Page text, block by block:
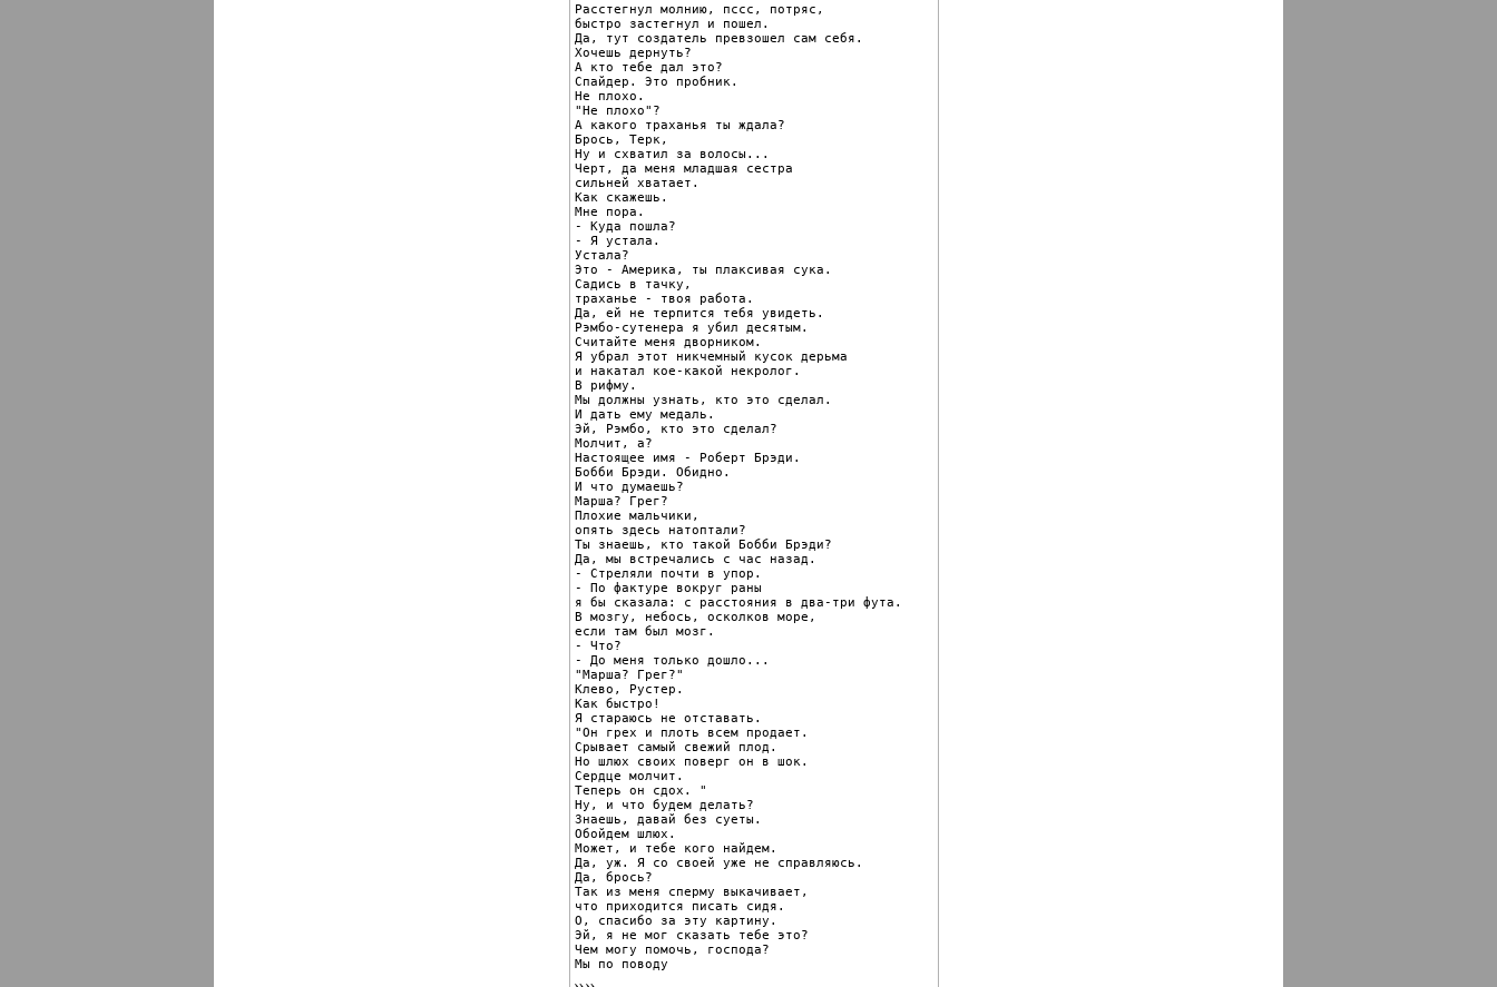
Расстегнул молнию, пссс, потряс,
быстро застегнул и пошел.
Да, тут создатель превзошел сам себя.
Хочешь дернуть?
А кто тебе дал это?
Спайдер. Это пробник.
Не плохо.
"Не плохо"?
А какого траханья ты ждала?
Брось, Терк,
Ну и схватил за волосы...
Черт, да меня младшая сестра
сильней хватает.
Как скажешь.
Мне пора.
- Куда пошла?
- Я устала.
Устала?
Это - Америка, ты плаксивая сука.
Садись в тачку,
траханье - твоя работа.
Да, ей не терпится тебя увидеть.
Рэмбо-сутенера я убил десятым.
Считайте меня дворником.
Я убрал этот никчемный кусок дерьма
и накатал кое-какой некролог.
В рифму.
Мы должны узнать, кто это сделал.
И дать ему медаль.
Эй, Рэмбо, кто это сделал?
Молчит, а?
Настоящее имя - Роберт Брэди.
Бобби Брэди. Обидно.
И что думаешь?
Марша? Грег?
Плохие мальчики,
опять здесь натоптали?
Ты знаешь, кто такой Бобби Брэди?
Да, мы встречались с час назад.
- Стреляли почти в упор.
- По фактуре вокруг раны
я бы сказала: с расстояния в два-три фута.
В мозгу, небось, осколков море,
если там был мозг.
- Что?
- До меня только дошло...
"Марша? Грег?"
Клево, Рустер.
Как быстро!
Я стараюсь не отставать.
"Он грех и плоть всем продает.
Срывает самый свежий плод.
Но шлюх своих поверг он в шок.
Сердце молчит.
Теперь он сдох. "
Ну, и что будем делать?
Знаешь, давай без суеты.
Обойдем шлюх.
Может, и тебе кого найдем.
Да, уж. Я со своей уже не справляюсь.
Да, брось?
Так из меня сперму выкачивает,
что приходится писать сидя.
О, спасибо за эту картину.
Эй, я не мог сказать тебе это?
Чем могу помочь, господа?
Мы по поводу